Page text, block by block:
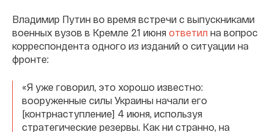
Владимир Путин во время встречи с выпускниками
военных вузов в Кремле 21 июня ответил на вопрос
корреспондента одного из изданий о ситуации на
фронте:
«Я уже говорил, это хорошо известно:
вооруженные силы Украины начали его
[контрнаступление] 4 июня, используя
стратегические резервы. Как ни странно, на